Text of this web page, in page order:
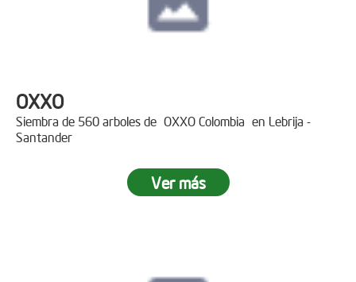
OXXO
Siembra de 560 arboles de OXXO Colombia en Lebrija -
Santander
Ver más